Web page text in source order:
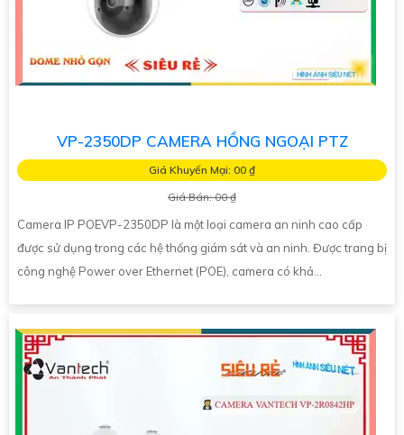
VP-2350DP CAMERA HỒNG NGOẠI PTZ
Giá Khuyến Mại: 00 ₫
Giá Bán: 00 ₫
Camera IP POEVP-2350DP là một loại camera an ninh cao cấp
được sử dụng trong các hệ thống giám sát và an ninh. Được trang bị
công nghệ Power over Ethernet (POE), camera có khả...